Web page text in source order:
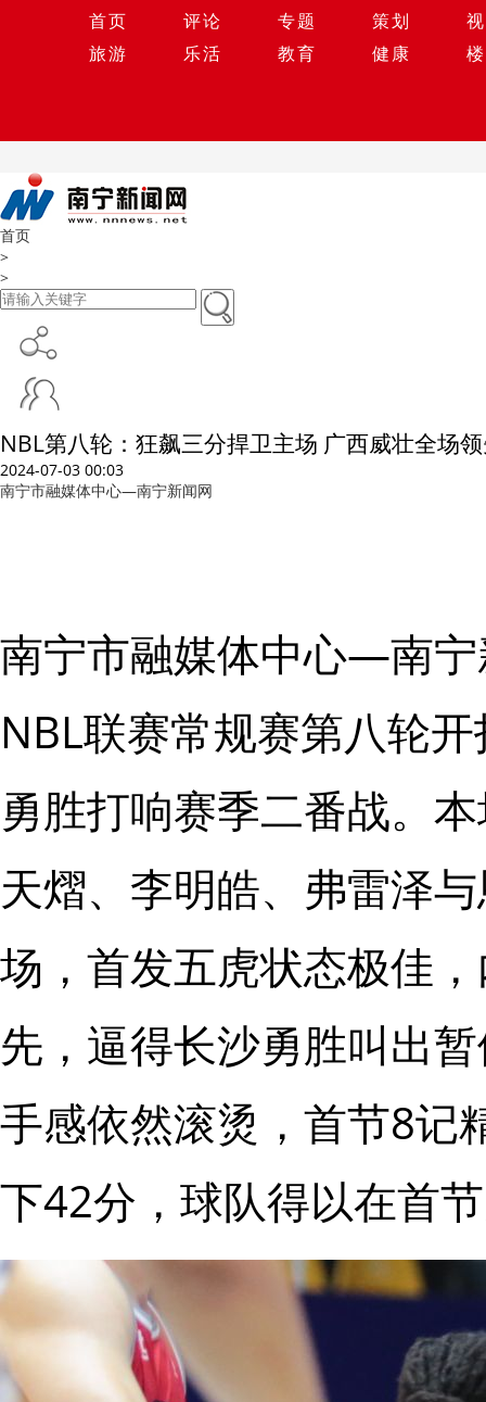
首页 评论 专题 策划
旅游
乐活 教育 健康
首页
>
>
NBL第八轮：狂飙三分捍卫主场 广西威壮全场
2024-07-03 00:03
南宁市融媒体中心—南宁新闻网
南宁市融媒体中心—南
NBL联赛常规赛第八轮
勇胜打响赛季二番战。
天熠、李明皓、弗雷泽
场，首发五虎状态极佳
先，逼得长沙勇胜叫出
手感依然滚烫，首节8记
下42分，球队得以在首